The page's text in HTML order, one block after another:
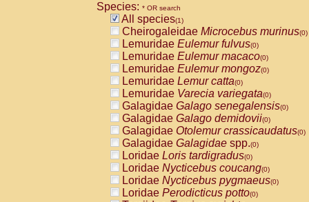
CebidaeCebus capucinus
CebidaeCebus nigrivittatus
CebidaeCebus spp.(0)
CebidaeSaimiri boliviensis(0)
CebidaeSaimiri sciureus(0)
AtelidaeAlouatta caraya(0)
AtelidaeAlouatta fusca(0)
AtelidaeAlouatta seniculus(0)
AtelidaeAlouattaspp.(0)
AtelidaeAteles belzebuth(0)
AtelidaeAteles geoffroyi(0)
AtelidaeAteles paniscus(0)
AtelidaeAtelesspp.(0)
AtelidaeLagothrix lagothricha(0)
AtelidaeLagothrix lagothricha cana
PitheciidaeCacajao calvus
Species: * OR search
All species(1)
Cheirogaleidae Microcebus murinus(0)
Lemuridae Eulemur fulvus(0)
Lemuridae Eulemur macaco(0)
Lemuridae Eulemur mongoz(0)
Lemuridae Lemur catta(0)
Lemuridae Varecia variegata(0)
Galagidae Galago senegalensis(0)
Galagidae Galago demidovii(0)
Galagidae Otolemur crassicaudatus(0)
Galagidae Galagidae spp.(0)
Loridae Loris tardigradus(0)
Loridae Nycticebus coucang(0)
Loridae Nycticebus pygmaeus(0)
Loridae Perodicticus potto(0)